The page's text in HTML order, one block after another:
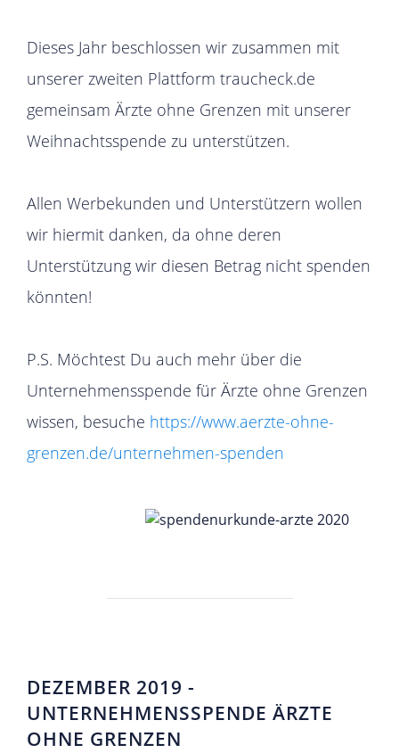
Dieses Jahr beschlossen wir zusammen mit
unserer zweiten Plattform traucheck.de
gemeinsam Ärzte ohne Grenzen mit unserer
Weihnachtsspende zu unterstützen.
Allen Werbekunden und Unterstützern wollen
wir hiermit danken, da ohne deren
Unterstützung wir diesen Betrag nicht spenden
könnten!
P.S. Möchtest Du auch mehr über die
Unternehmensspende für Ärzte ohne Grenzen
wissen, besuche https://www.aerzte-ohne-
grenzen.de/unternehmen-spenden
DEZEMBER 2019 -
UNTERNEHMENSSPENDE ÄRZTE
OHNE GRENZEN